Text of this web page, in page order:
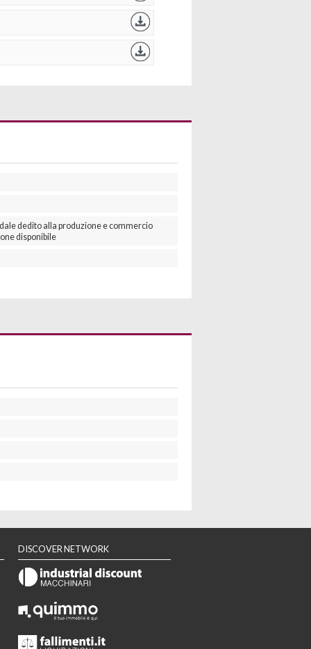
dedito alla produzione e commercio
disponibile
DISCOVER NETWORK